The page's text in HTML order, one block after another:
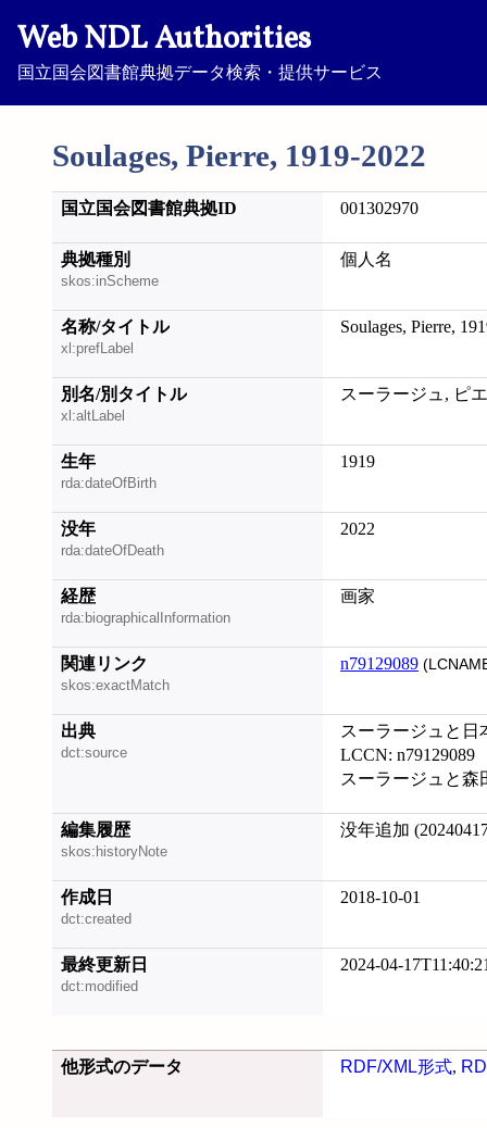
Web NDL Authorities
国立国会図書館典拠データ検索・提供サービス
Soulages, Pierre, 1919-2022
国立国会図書館典拠ID 001302970
典拠種別
skos:inScheme
個人名
名称/タイトル
xl:prefLabel
Soulages, Pierre,
別名/別タイトル
xl:altLabel
スーラージュ, ピ
生年
rda:dateOfBirth
1919
没年
rda:dateOfDeath
2022
経歴
rda:biographicalInformation
画家
関連リンク
skos:exactMatch
n79129089
出典
dct:source
スーラージュと日
LCCN: n79129089
スーラージュと森
編集履歴
skos:historyNote
没年追加
作成日
dct:created
2018-10-01
最終更新日
dct:modified
2024-04-
他形式のデータ RDF/XML形式,